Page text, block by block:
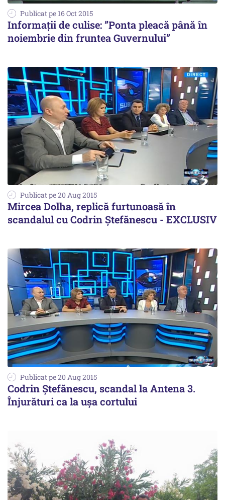
Publicat pe 16 Oct 2015
Informații de culise: ”Ponta pleacă până în
noiembrie din fruntea Guvernului”
Publicat pe 20 Aug 2015
Mircea Dolha, replică furtunoasă în
scandalul cu Codrin Ștefănescu - EXCLUSIV
Publicat pe 20 Aug 2015
Codrin Ștefănescu, scandal la Antena 3.
Înjurături ca la ușa cortului